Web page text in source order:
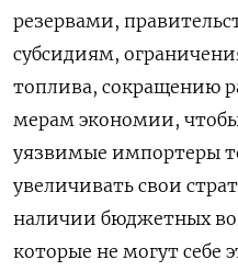
резервами,
субсидиям,
топлива, сокращению
мерам экономии,
уязвимые импортеры
увеличивать свои
наличии ​бюджетных
которые не могут себе